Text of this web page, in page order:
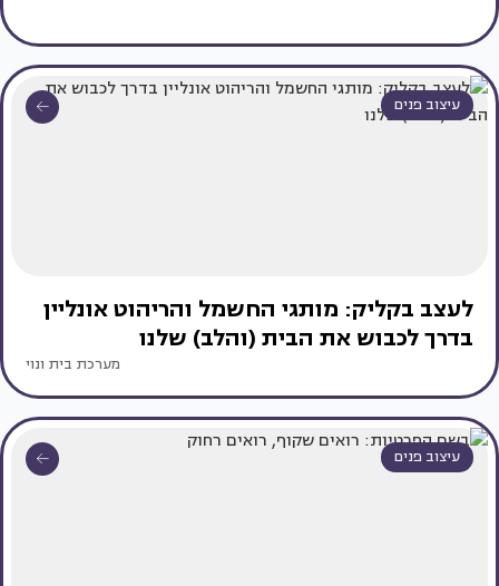
עיצוב פנים
לעצב בקליק: מותגי החשמל והריהוט אונליין
בדרך לכבוש את הבית (והלב) שלנו
מערכת בית ונוי
עיצוב פנים